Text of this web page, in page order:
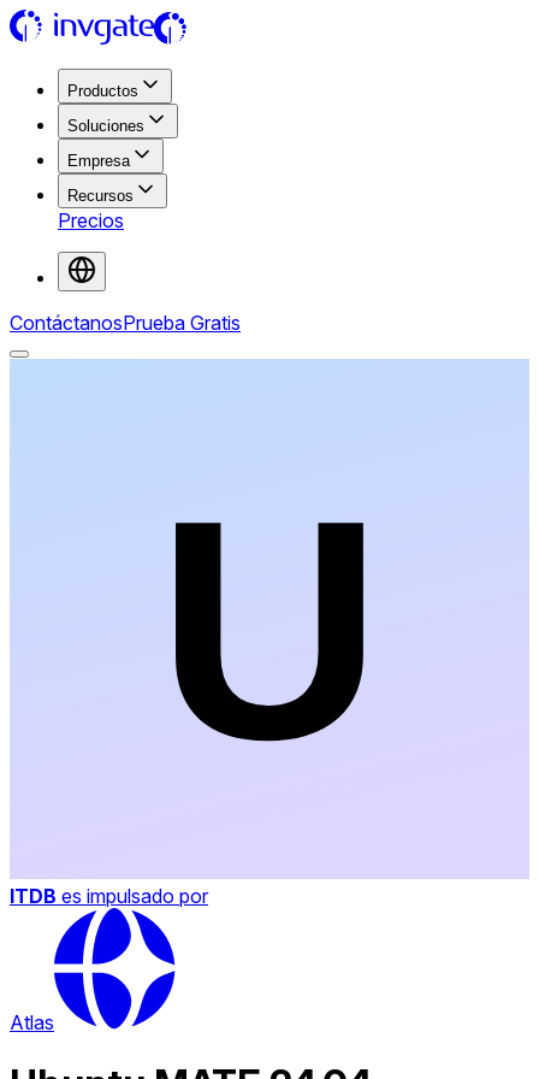
Productos
Soluciones
Empresa
Recursos
Precios
ContáctanosPrueba Gratis
ITDB es impulsado por
Atlas